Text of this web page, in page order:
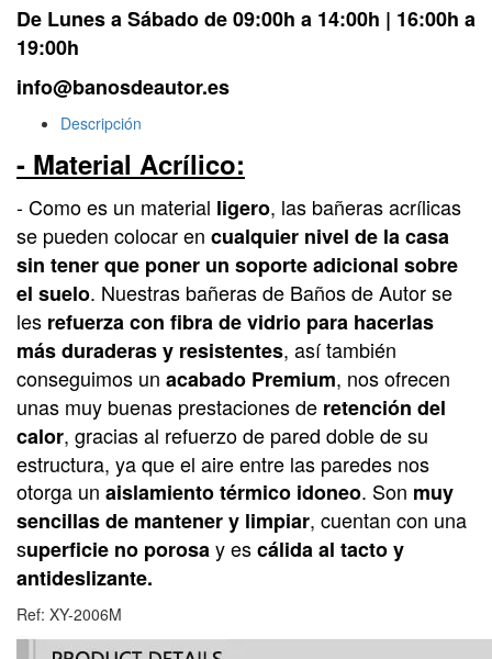
De Lunes a Sábado de 09:00h a 14:00h | 16:00h a
19:00h
info@banosdeautor.es
Descripción
- Material Acrílico:
- Como es un material ligero, las bañeras acrílicas
se pueden colocar en cualquier nivel de la casa
sin tener que poner un soporte adicional sobre
el suelo. Nuestras bañeras de Baños de Autor se
les refuerza con fibra de vidrio para hacerlas
más duraderas y resistentes, así también
conseguimos un acabado Premium, nos ofrecen
unas muy buenas prestaciones de retención del
calor, gracias al refuerzo de pared doble de su
estructura, ya que el aire entre las paredes nos
otorga un aislamiento térmico idoneo. Son muy
sencillas de mantener y limpiar, cuentan con una
superficie no porosay escálida al tacto y
antideslizante.
Ref: XY-2006M